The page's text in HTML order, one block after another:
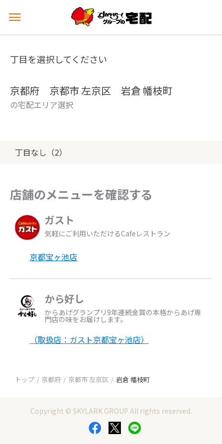
メ
ュ
を
丁目を選択してください
京都府 京都市 左京区 岩倉 幡枝町
の宅配エリア選択
丁目なし（2）
店舗のメニューを確認する
ガスト
気軽にご利用いただけるCafeレストラン
京都宝ヶ池店
から好し
からあげグランプリ9年連続金賞の本格からあげ専
門店の味をお届けします。
（取扱店：ガスト京都宝ヶ池店）
トップ 京都府 京都市 左京区 岩倉 幡枝町
Copyright © SKYLARK GROUP All rights reserved.